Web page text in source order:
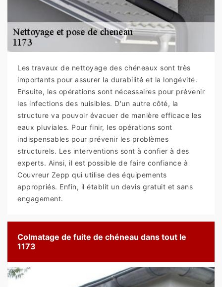
Les travaux de nettoyage des chéneaux sont très
importants pour assurer la durabilité et la longévité.
Ensuite, les opérations sont nécessaires pour prévenir
les infections des nuisibles. D'un autre côté, la
structure va pouvoir évacuer de manière efficace les
eaux pluviales. Pour finir, les opérations sont
indispensables pour prévenir les problèmes
structurels. Les interventions sont à confier à des
experts. Ainsi, il est possible de faire confiance à
Couvreur Zepp qui utilise des équipements
appropriés. Enfin, il établit un devis gratuit et sans
engagement.
Colmatage de fuite de chéneau dans tout le
1173